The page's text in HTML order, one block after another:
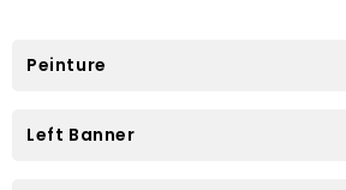
Peinture
Left Banner